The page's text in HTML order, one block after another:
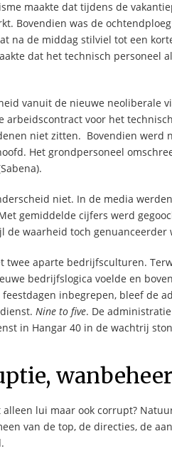
maakte dat tijdens de
Bovendien was de
na de middag stilviel tot een
dat het technisch personeel
vanuit de nieuwe neoliberale
arbeidscontract voor het
niet zitten. Bovendien werd
Het grondpersoneel
niet. In de media
gemiddelde cijfers werd
de waarheid toch genuanceerder
twee aparte bedrijfsculturen.
bedrijfslogica voelde en
inbegrepen, bleef de
Nine to five. De
in Hangar 40 in de wachtrij
lui maar ook corrupt?
van de top, de directies, de